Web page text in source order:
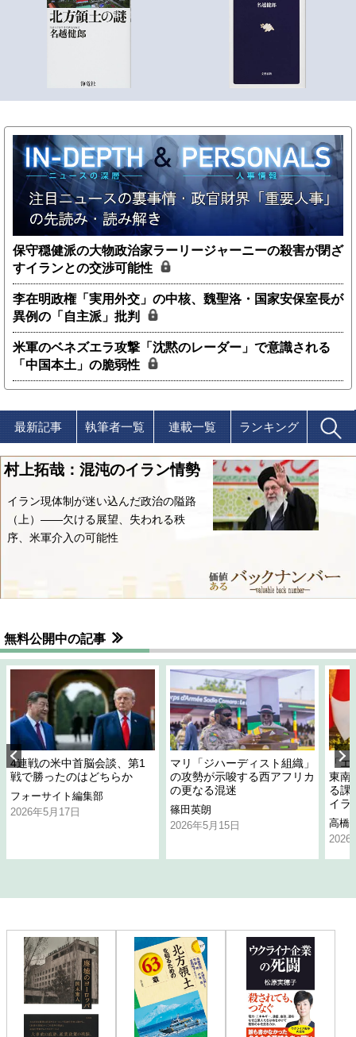
保守穏健派の大物政治家ラーリージャーニーの殺害が閉ざ
すイランとの交渉可能性
李在明政権「実用外交」の中核、魏聖洛・国家安保室長が
異例の「自主派」批判
米軍のベネズエラ攻撃「沈黙のレーダー」で意識される
「中国本土」の脆弱性
最新記事 執筆者一覧 連載一覧 ランキング
村上拓哉：混沌のイラン情勢
イラン現体制が迷い込んだ政治の隘路
（上）――欠ける展望、失われる秩
序、米軍介入の可能性
無料公開中の記事
4連戦の米中首脳会談、第1
戦で勝ったのはどちらか
フォーサイト編集部
2026年5月17日
マリ「ジハーディスト組織」
の攻勢が示唆する西アフリカ
の更なる混迷
篠田英朗
2026年5月15日
「
東南
る課
イラ
高橋
2026